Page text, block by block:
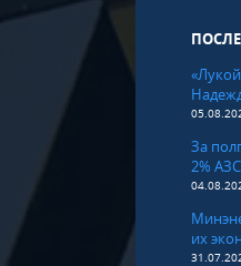
За
2% АЗС
их